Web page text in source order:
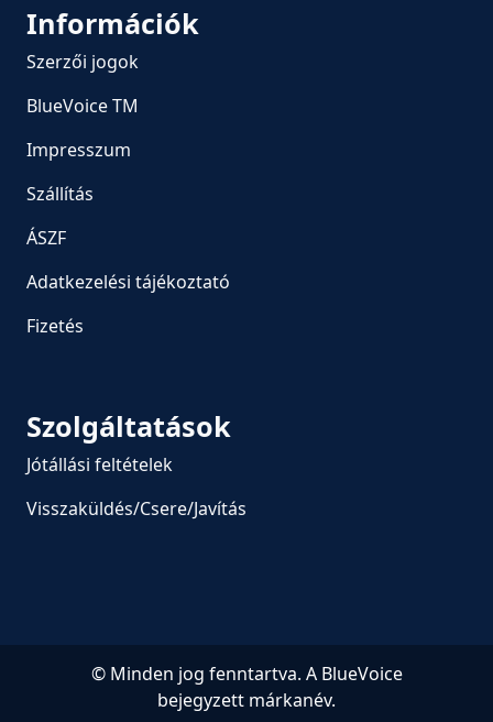
Információk
Szerzői jogok
BlueVoice TM
Impresszum
Szállítás
ÁSZF
Adatkezelési tájékoztató
Fizetés
Szolgáltatások
Jótállási feltételek
Visszaküldés/Csere/Javítás
© Minden jog fenntartva. A BlueVoice
bejegyzett márkanév.